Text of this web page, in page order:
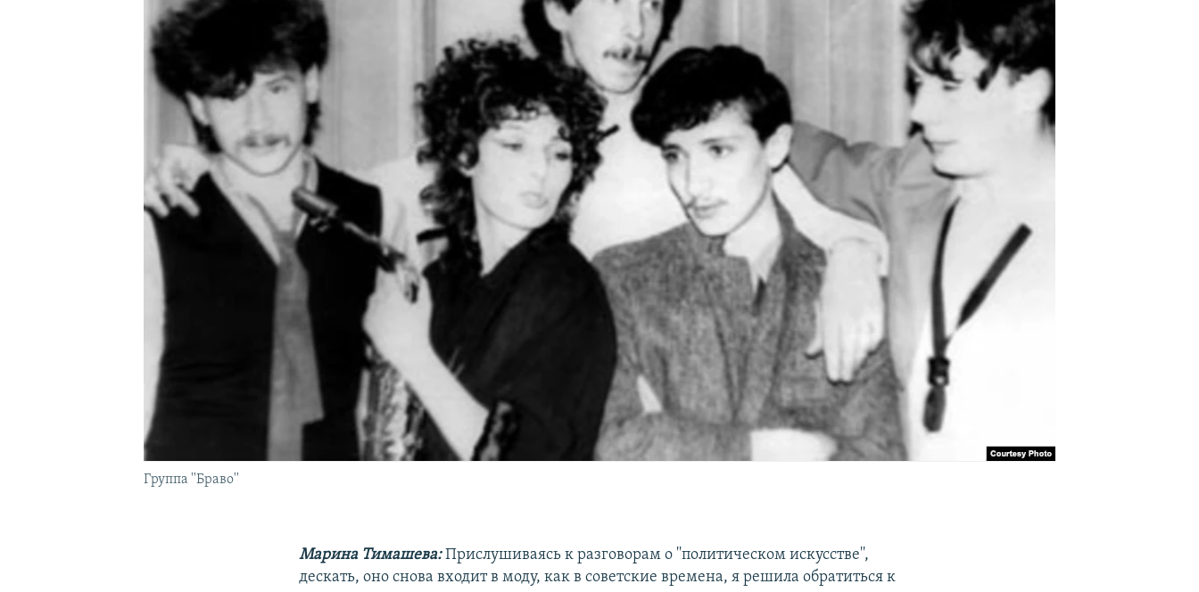
ПОДПИШИТЕСЬ НА РАССЫЛКУ
Группа ''Браво''
Марина Тимашева:Прислушиваясь к разговорам о ''политическом искусстве'',
дескать, оно снова входит в моду, как в советские времена, я решила обратиться к